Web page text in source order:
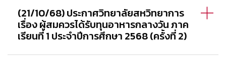
(21/10/68) ประกาศวิทยาลัยสหวิทยาการ
เรื่อง ผู้สมควรได้รับทุนอาหารกลางวัน ภาค
เรียนที่ 1 ประจำปีการศึกษา 2568 (ครั้งที่ 2)